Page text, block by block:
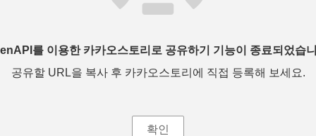
를 이용한 카카오스토리로 공유하기 기능이 종료되었습
공유할 URL을 복사 후 카카오스토리에 직접 등록해 보세요.
확인